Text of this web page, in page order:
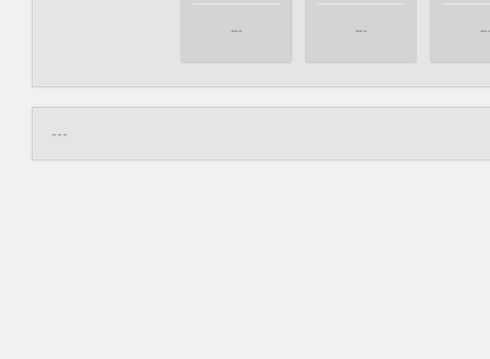
--- --- ---
---